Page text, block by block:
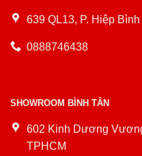
639 QL13, P. Hiệp
0888746438
SHOWROOM BÌNH TÂN
602 Kinh Dương
TPHCM